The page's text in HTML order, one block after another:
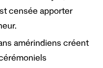
censée apporter
amérindiens créent